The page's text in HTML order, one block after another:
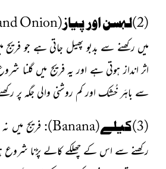
(2)لہسن اور پیاز Onion)
میں رکھنے سے بدبو پھیل جاتی ہے جو فریج
اثر انداز ہوتی ہے اور یہ فریج میں گلنا
سے باہَر خُشک اور کم روشنی والی جگہ پر
(3)کیلے (Banana)
: فریج میں
رکھنے سے اس کے چھلکے کالے پڑنا شروع